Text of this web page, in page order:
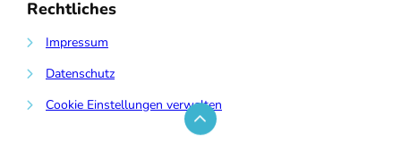
Rechtliches
Impressum
Datenschutz
Cookie Einstellungen verwalten